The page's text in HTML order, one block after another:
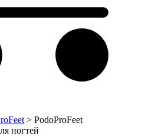
> PodoProFeet
ногтей